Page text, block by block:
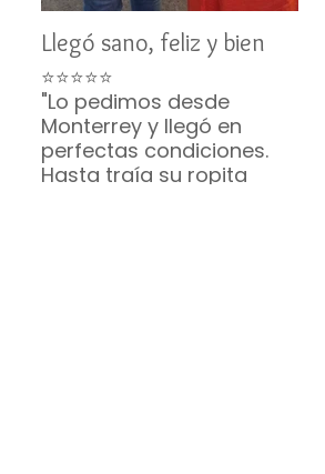
Llegó sano, feliz y bien
⭐⭐⭐⭐⭐
"Lo pedimos desde
Monterrey y llegó en
perfectas condiciones.
Hasta traía su ropita